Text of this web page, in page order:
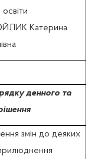
Катерина
денного та
змін до деяких